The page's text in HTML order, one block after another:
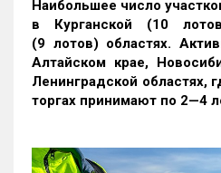
Наибольшее число
в Курганской (10
(9 лотов) областях.
Алтайском крае,
Ленинградской областях,
торгах принимают по 2—4